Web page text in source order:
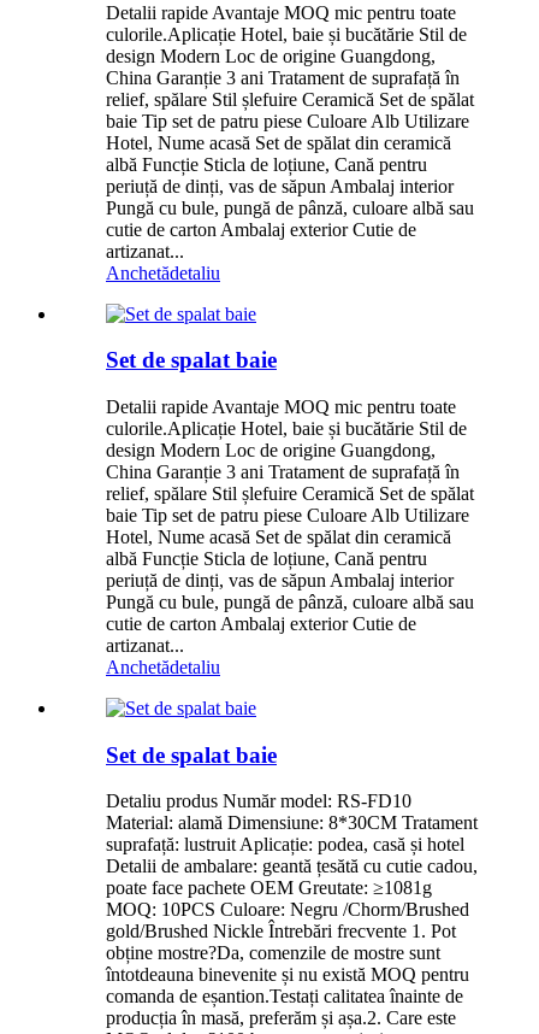
Detalii rapide Avantaje MOQ mic pentru toate
culorile.Aplicație Hotel, baie și bucătărie Stil de
design Modern Loc de origine Guangdong,
China Garanție 3 ani Tratament de suprafață în
relief, spălare Stil șlefuire Ceramică Set de spălat
baie Tip set de patru piese Culoare Alb Utilizare
Hotel, Nume acasă Set de spălat din ceramică
albă Funcție Sticla de loțiune, Cană pentru
periuță de dinți, vas de săpun Ambalaj interior
Pungă cu bule, pungă de pânză, culoare albă sau
cutie de carton Ambalaj exterior Cutie de
artizanat...
Anchetădetaliu
Set de spalat baie
Detalii rapide Avantaje MOQ mic pentru toate
culorile.Aplicație Hotel, baie și bucătărie Stil de
design Modern Loc de origine Guangdong,
China Garanție 3 ani Tratament de suprafață în
relief, spălare Stil șlefuire Ceramică Set de spălat
baie Tip set de patru piese Culoare Alb Utilizare
Hotel, Nume acasă Set de spălat din ceramică
albă Funcție Sticla de loțiune, Cană pentru
periuță de dinți, vas de săpun Ambalaj interior
Pungă cu bule, pungă de pânză, culoare albă sau
cutie de carton Ambalaj exterior Cutie de
artizanat...
Anchetădetaliu
Set de spalat baie
Detaliu produs Număr model: RS-FD10
Material: alamă Dimensiune: 8*30CM Tratament
suprafață: lustruit Aplicație: podea, casă și hotel
Detalii de ambalare: geantă țesătă cu cutie cadou,
poate face pachete OEM Greutate: ≥1081g
MOQ: 10PCS Culoare: Negru /Chorm/Brushed
gold/Brushed Nickle Întrebări frecvente 1. Pot
obține mostre?Da, comenzile de mostre sunt
întotdeauna binevenite și nu există MOQ pentru
comanda de eșantion.Testați calitatea înainte de
producția în masă, preferăm și așa.2. Care este